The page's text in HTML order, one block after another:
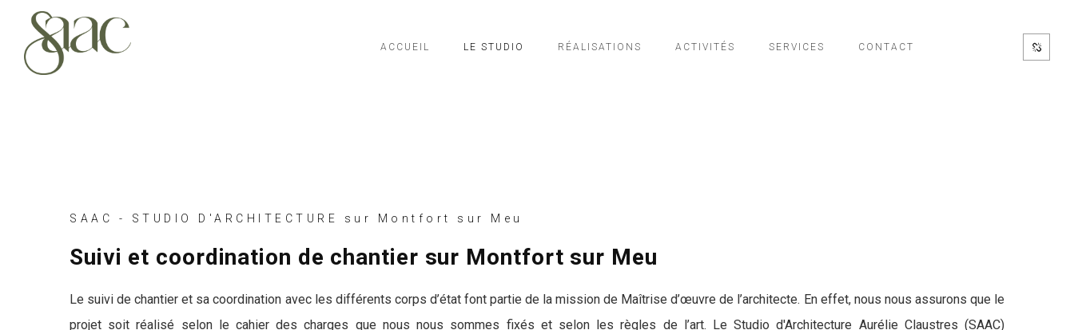
ACCUEIL LE STUDIO RÉALISATIONS ACTIVITÉS SERVICES CONTACT
SAAC - STUDIO D'ARCHITECTURE sur Montfort sur Meu
Suivi et coordination de chantier sur Montfort sur Meu
Le suivi de chantier et sa coordination avec les différents corps d’état font partie de la mission de Maîtrise d’œuvre de l’architecte. En effet, nous nous assurons que le
projet soit réalisé selon le cahier des charges que nous nous sommes fixés et selon les règles de l’art. Le Studio d'Architecture Aurélie Claustres (SAAC)